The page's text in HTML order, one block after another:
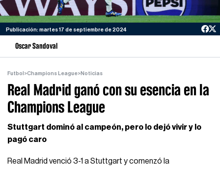
Publicación: martes 17 de septiembre de 2024
Oscar Sandoval
Futbol >Champions League>Noticias
Real Madrid ganó con su esencia en la
Champions League
Stuttgart dominó al campeón, pero lo dejó vivir y lo
pagó caro
Real Madrid venció 3-1 a Stuttgart y comenzó la